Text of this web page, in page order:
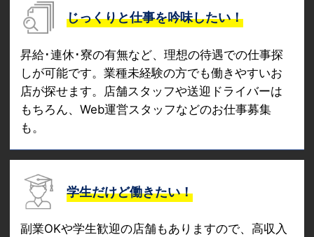
じっくりと仕事を吟味したい！
昇給･連休･寮の有無など、理想の待遇での仕事探
しが可能です。業種未経験の方でも働きやすいお
店が探せます。店舗スタッフや送迎ドライバーは
もちろん、Web運営スタッフなどのお仕事募集
も。
学生だけど働きたい！
副業OKや学生歓迎の店舗もありますので、高収入